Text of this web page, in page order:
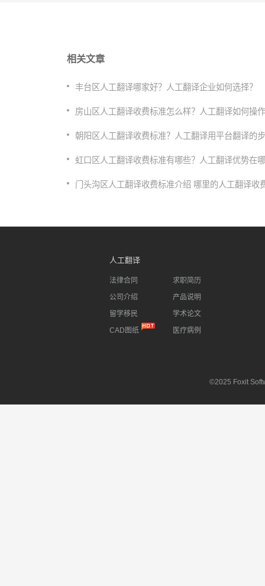
相关文章
丰台区人工翻译哪家好？人工翻译企业如何选择？
房山区人工翻译收费标准怎么样？人工翻译如何操
朝阳区人工翻译收费标准？人工翻译用平台翻译的
虹口区人工翻译收费标准有哪些？人工翻译优势在
门头沟区人工翻译收费标准介绍 哪里的人工翻译收
人工翻译
法律合同
公司介绍
留学移民
CAD图纸
求职简历
产品说明
学术论文
医疗病例
©2025 Foxit